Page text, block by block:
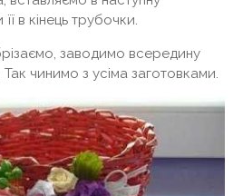
в кінець трубочки.
заводимо всередину
чинимо з усіма заготовками.